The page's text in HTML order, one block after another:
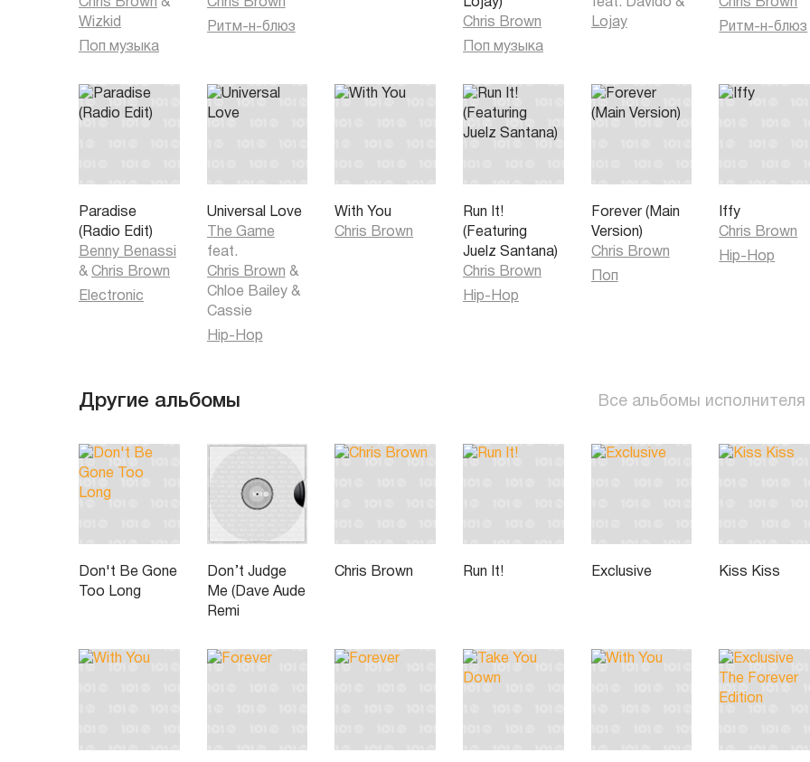
Chris Brown &
Wizkid
Поп музыка
Chris Brown
Ритм-н-блюз
Lojay)
Chris Brown
Поп музыка
feat. Davido &
Lojay
Chris Brown
Ритм-н-блюз
Paradise
(Radio Edit)
Benny Benassi
& Chris Brown
Electronic
Universal Love
The Game
feat.
Chris Brown &
Chloe Bailey &
Cassie
Hip-Hop
With You
Chris Brown
Run It!
(Featuring
Juelz Santana)
Chris Brown
Hip-Hop
Forever (Main
Version)
Chris Brown
Поп
Iffy
Chris Brown
Hip-Hop
Другие альбомы Все альбомы исполнителя
Don't Be Gone
Too Long
Don’t Judge
Me (Dave Aude
Remi
Chris Brown Run It! Exclusive Kiss Kiss